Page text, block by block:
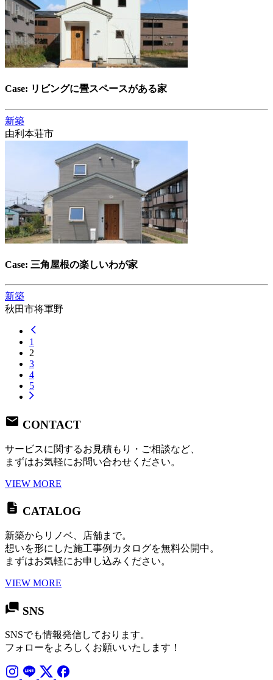
Case: リビングに畳スペースがある家
新築
由利本荘市
Case: 三角屋根の楽しいわが家
新築
秋田市将軍野
1
2
3
4
5
CONTACT
サービスに関するお見積もり・ご相談など、
まずはお気軽にお問い合わせください。
VIEW MORE
CATALOG
新築からリノベ、店舗まで。
想いを形にした施工事例カタログを無料公開中。
まずはお気軽にお申し込みください。
VIEW MORE
SNS
SNSでも情報発信しております。
フォローをよろしくお願いいたします！